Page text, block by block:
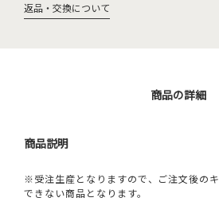
返品・交換について
商品の詳細
商品説明
※受注生産となりますので、ご注文後の
できない商品となります。